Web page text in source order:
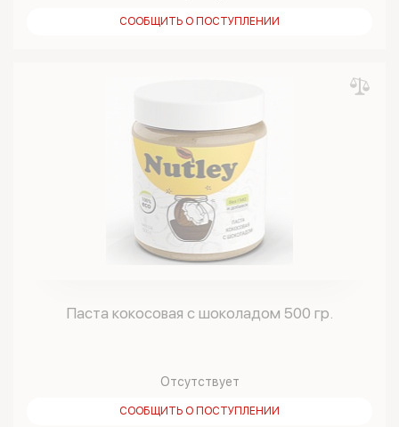
СООБЩИТЬ О ПОСТУПЛЕНИИ
Паста кокосовая с шоколадом 500 гр.
Отсутствует
СООБЩИТЬ О ПОСТУПЛЕНИИ